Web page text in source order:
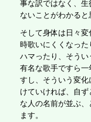
事な訳ではなく、
ないことがわかると
そして身体は日々
時歌いにくくなっ
ハマったり、そうい
有名な歌手ですら一
すし、そういう変
けていければ、自
な人の名前が並ぶ
ます。